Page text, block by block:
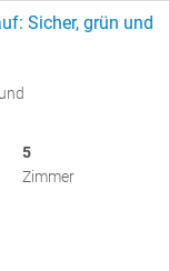
Sicher, grün und
5
Zimmer